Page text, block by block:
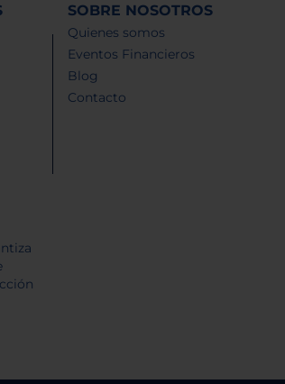
SOBRE NOSOTROS
Quienes somos
Eventos Financieros
Blog
Contacto